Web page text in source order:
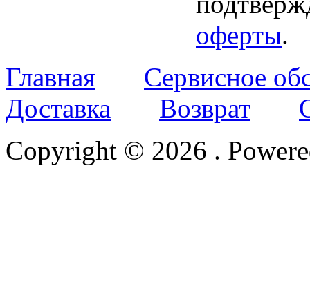
оферты.
Главная
Сервисное
Доставка
Возврат
Copyright © 2026 .